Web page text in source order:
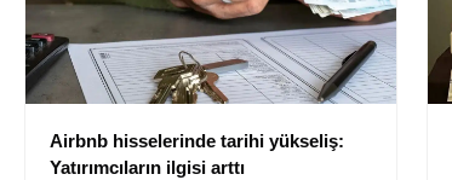
Airbnb hisselerinde tarihi yükseliş:
Yatırımcıların ilgisi arttı